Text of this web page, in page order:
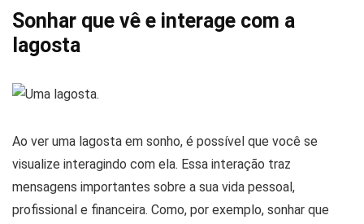
Sonhar que vê e interage com a
lagosta
Ao ver uma lagosta em sonho, é possível que você se
visualize interagindo com ela. Essa interação traz
mensagens importantes sobre a sua vida pessoal,
profissional e financeira. Como, por exemplo, sonhar que